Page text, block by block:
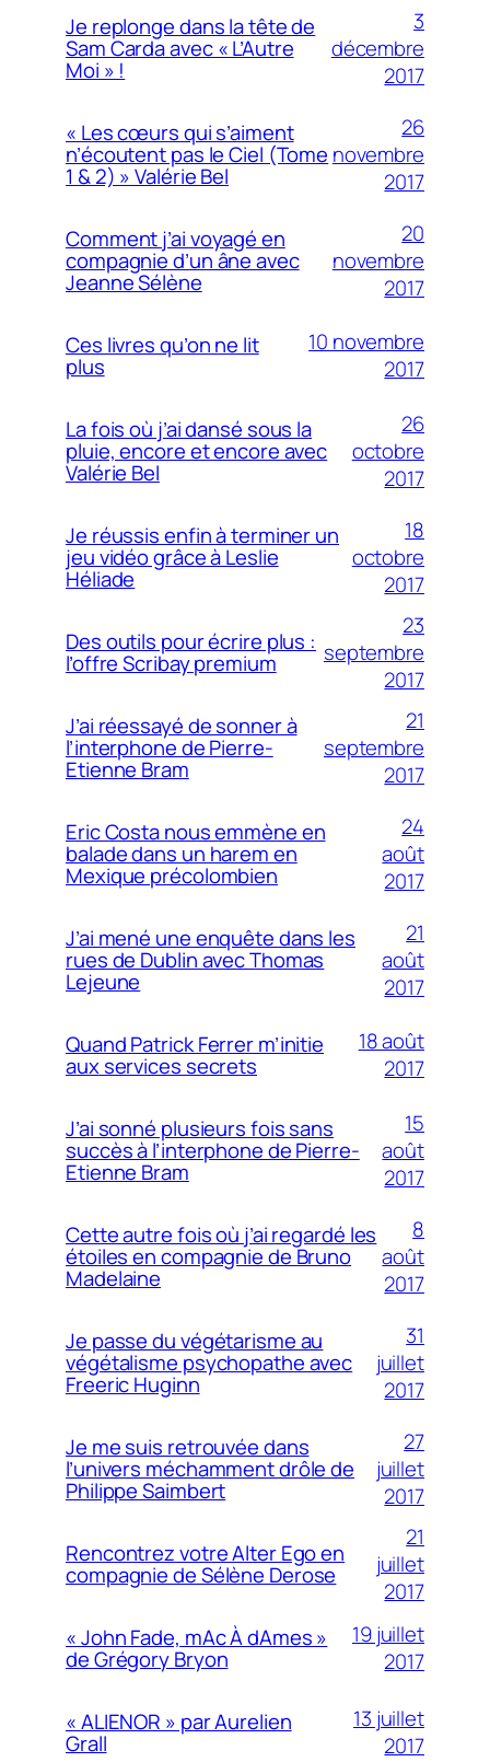
Je replonge dans la tête de
Sam Carda avec « L’Autre
Moi » !
3
décembre
2017
« Les cœurs qui s’aiment
n’écoutent pas le Ciel (Tome
1 & 2) » Valérie Bel
26
novembre
2017
Comment j’ai voyagé en
compagnie d’un âne avec
Jeanne Sélène
20
novembre
2017
Ces livres qu’on ne lit
plus
10 novembre
2017
La fois où j’ai dansé sous la
pluie, encore et encore avec
Valérie Bel
26
octobre
2017
Je réussis enfin à terminer un
jeu vidéo grâce à Leslie
Héliade
18
octobre
2017
Des outils pour écrire plus :
l’offre Scribay premium
23
septembre
2017
J’ai réessayé de sonner à
l’interphone de Pierre-
Etienne Bram
21
septembre
2017
Eric Costa nous emmène en
balade dans un harem en
Mexique précolombien
24
août
2017
J’ai mené une enquête dans les
rues de Dublin avec Thomas
Lejeune
21
août
2017
Quand Patrick Ferrer m’initie
aux services secrets
18 août
2017
J’ai sonné plusieurs fois sans
succès à l’interphone de Pierre-
Etienne Bram
15
août
2017
Cette autre fois où j’ai regardé les
étoiles en compagnie de Bruno
Madelaine
8
août
2017
Je passe du végétarisme au
végétalisme psychopathe avec
Freeric Huginn
31
juillet
2017
Je me suis retrouvée dans
l’univers méchamment drôle de
Philippe Saimbert
27
juillet
2017
Rencontrez votre Alter Ego en
compagnie de Sélène Derose
21
juillet
2017
« John Fade, mAc À dAmes »
de Grégory Bryon
19 juillet
2017
« ALIENOR » par Aurelien
Grall
13 juillet
2017